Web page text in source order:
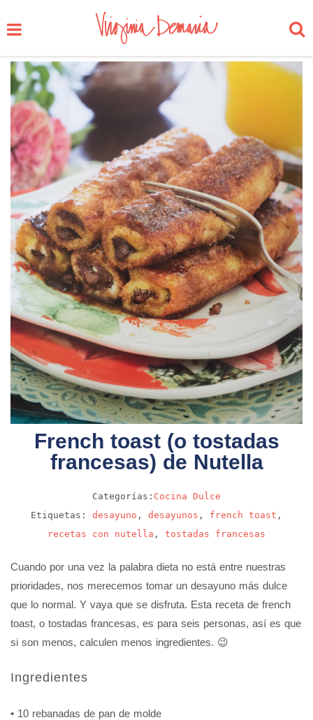
French toast (o tostadas
francesas) de Nutella
Categorías: Cocina
Dulce
Etiquetas: desayuno , desayunos , french toast ,
recetas con nutella , tostadas francesas
Cuando por una vez la palabra dieta no está entre nuestras
prioridades, nos merecemos tomar un desayuno más dulce
que lo normal. Y vaya que se disfruta. Esta receta de french
toast, o tostadas francesas, es para seis personas, así es que
si son menos, calculen menos ingredientes. 😉
Ingredientes
• 10 rebanadas de pan de molde